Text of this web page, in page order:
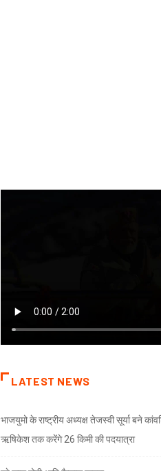
LATEST NEWS
भाजयुमो के राष्ट्रीय अध्यक्ष तेजस्वी सूर्या बने
ऋषिकेश तक करेंगे 26 किमी की पदयात्रा